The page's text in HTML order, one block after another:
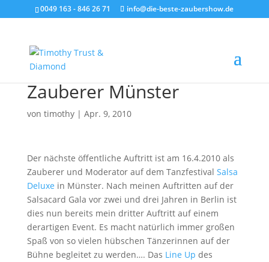
0049 163 - 846 26 71 info@die-beste-zaubershow.de
Zauberer Münster
von timothy| Apr. 9, 2010
Der nächste öffentliche Auftritt ist am 16.4.2010 als
Zauberer und Moderator auf dem Tanzfestival Salsa
Deluxe in Münster. Nach meinen Auftritten auf der
Salsacard Gala vor zwei und drei Jahren in Berlin ist
dies nun bereits mein dritter Auftritt auf einem
derartigen Event. Es macht natürlich immer großen
Spaß von so vielen hübschen Tänzerinnen auf der
Bühne begleitet zu werden…. Das Line Up des